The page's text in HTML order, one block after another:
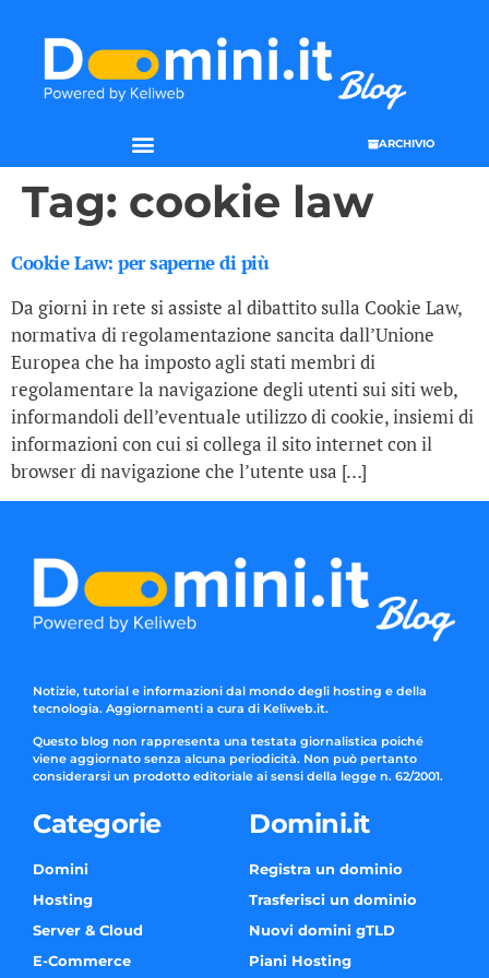
ARCHIVIO
Tag: cookie law
Cookie Law: per saperne di più
Da giorni in rete si assiste al dibattito sulla Cookie Law,
normativa di regolamentazione sancita dall’Unione
Europea che ha imposto agli stati membri di
regolamentare la navigazione degli utenti sui siti web,
informandoli dell’eventuale utilizzo di cookie, insiemi di
informazioni con cui si collega il sito internet con il
browser di navigazione che l’utente usa […]
Notizie, tutorial e informazioni dal mondo degli hosting e della
tecnologia. Aggiornamenti a cura di Keliweb.it.
Questo blog non rappresenta una testata giornalistica poiché
viene aggiornato senza alcuna periodicità. Non può pertanto
considerarsi un prodotto editoriale ai sensi della legge n. 62/2001.
Categorie
Domini
Hosting
Server & Cloud
E-Commerce
Domini.it
Registra un dominio
Trasferisci un dominio
Nuovi domini gTLD
Piani Hosting